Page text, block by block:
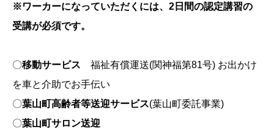
※ワーカーになっていただくには、2日間の認定講習の
受講が必須です。
〇移動サービス 福祉有償運送(関神福第81号) お出かけ
を車と介助でお手伝い
〇葉山町高齢者等送迎サービス(葉山町委託事業)
〇葉山町サロン送迎